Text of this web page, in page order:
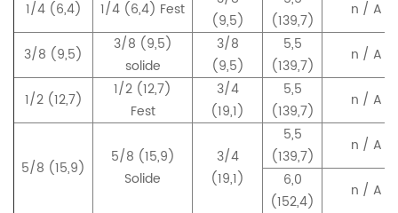
1/4 (6,4) 1/4 (6,4) Fest
(9,5)
(139,7)
n / A
3/8 (9,5)
3/8 (9,5)
solide
3/8
(9,5)
5,5
(139,7)
n / A
1/2 (12,7)
1/2 (12,7)
Fest
3/4
(19,1)
5,5
(139,7)
n / A
5/8 (15,9)
5/8 (15,9)
Solide
3/4
(19,1)
5,5
(139,7)
n / A
6,0
(152,4)
n / A